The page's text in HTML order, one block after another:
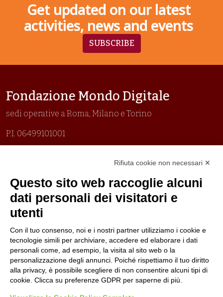
Get updated on our latest
activities, news and events
SUBSCRIBE
Fondazione Mondo Digitale
sedi operative a Roma, Milano e Torino
P.I. 06499101001
Prima emissione 26/04/2007
Politica per la parità di genere
Politica antibullismo
Piè di pagina
Contacts Follow us
Rifiuta cookie non necessari ✕
Questo sito web raccoglie alcuni
dati personali dei visitatori e
utenti
Con il tuo consenso, noi e i nostri partner utilizziamo i cookie e
tecnologie simili per archiviare, accedere ed elaborare i dati
personali come, ad esempio, la visita al sito web o la
personalizzazione degli annunci. Poiché rispettiamo il tuo diritto
alla privacy, è possibile scegliere di non consentire alcuni tipi di
cookie. Clicca su preferenze GDPR per saperne di più.